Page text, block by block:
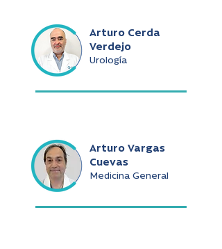
Arturo Cerda
Verdejo
Urología
Arturo Vargas
Cuevas
Medicina General